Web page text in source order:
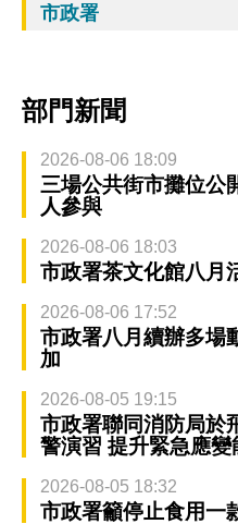
市政署
部門新聞
2026-08-06 18:09
三場公共街市攤位公
人參與
2026-08-06 18:03
市政署茶文化館八月
2026-08-06 17:52
市政署八月續辦多場
加
2026-08-05 19:15
市政署聯同消防局於
警演習 提升緊急應變
2026-08-05 18:32
市政署籲停止食用一